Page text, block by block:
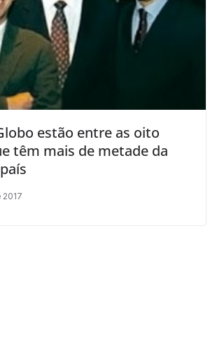
estão entre as oito
têm mais de metade da
2017